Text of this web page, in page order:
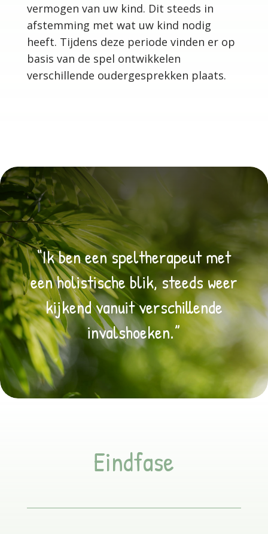
vermogen van uw kind. Dit steeds in
afstemming met wat uw kind nodig
heeft. Tijdens deze periode vinden er op
basis van de spel ontwikkelen
verschillende oudergesprekken plaats.
“Ik ben een speltherapeut met
een holistische blik, steeds weer
kijkend vanuit verschillende
invalshoeken.”
Eindfase